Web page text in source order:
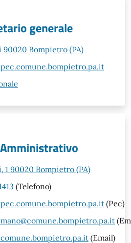
generale
90020 Bompietro (PA)
1 90020 Bompietro (PA)
(Telefono)
(Pec)
(Email)